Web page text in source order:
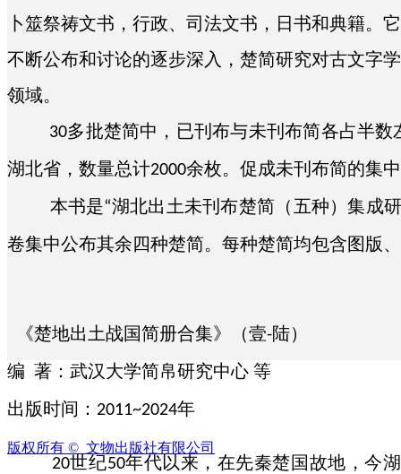
卜筮祭祷文书，行政、司法文书，日书和典籍。
不断公布和讨论的逐步深入，楚简研究对古文字
领域。
30多批楚简中，已刊布与未刊布简各占半
湖北省，数量总计2000余枚。促成未刊布简的集
本书是“湖北出土未刊布楚简（五种）集成
卷集中公布其余四种楚简。每种楚简均包含图版
《楚地出土战国简册合集》（壹-陆）
编 著：武汉大学简帛研究中心 等
出版时间： 2011~2024年
20世纪50年代以来，在先秦楚国故地，今
版权所有 © 文物出版社有限公司